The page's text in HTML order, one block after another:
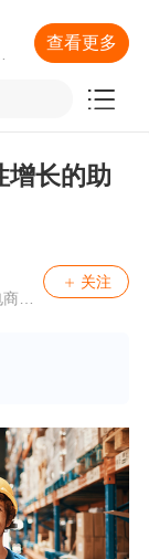
增长的助
平
关注
查看更多